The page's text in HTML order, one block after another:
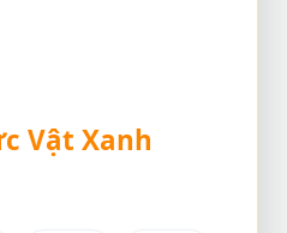
Vật Xanh